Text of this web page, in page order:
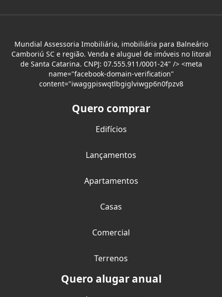
Mundial Assessoria Imobiliária, imobiliária para Balneário
Camboriú SC e região. Venda e aluguel de imóveis no litoral
de Santa Catarina. CNPJ: 07.555.911/0001-24" /> <meta
name="facebook-domain-verification"
content="iwaggpiswqtlbgiglviwgp6n0fpzv8
Quero comprar
Edifícios
Lançamentos
Apartamentos
Casas
Comercial
Terrenos
Quero alugar anual